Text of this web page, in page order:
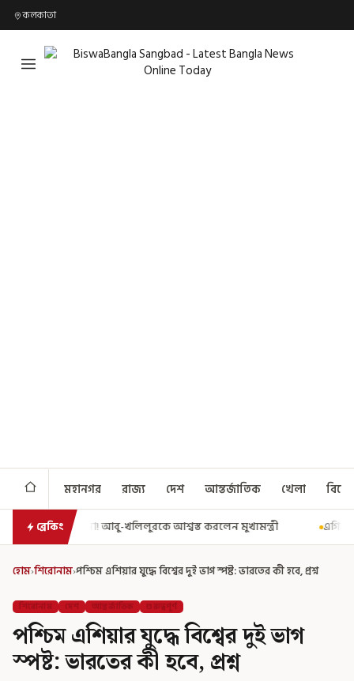
কলকাতা
মহানগর রাজ্য দেশ আন্তর্জাতিক খেলা
ব্রেকিং
খলিলুরকে আশ্বস্ত করলেন মুখ্যমন্ত্রী এগিয়ে গেল আরও একধাপ, সপ্তম পে
হোম›শিরোনাম›পশ্চিম এশিয়ার যুদ্ধে বিশ্বের দুই ভাগ স্পষ্ট: ভারতের কী হবে, প্রশ্ন
শিরোনাম দেশ আন্তর্জাতিক গুরুত্বপূর্ণ
পশ্চিম এশিয়ার যুদ্ধে বিশ্বের দুই ভাগ
স্পষ্ট: ভারতের কী হবে, প্রশ্ন